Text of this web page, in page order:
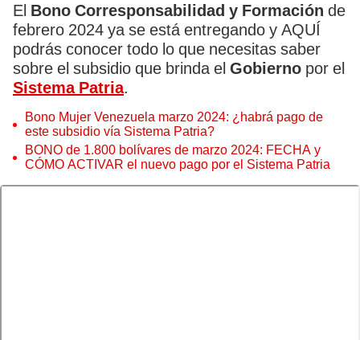
El Bono Corresponsabilidad y Formación de
febrero 2024 ya se está entregando y AQUÍ
podrás conocer todo lo que necesitas saber
sobre el subsidio que brinda el Gobierno por el
Sistema Patria.
Bono Mujer Venezuela marzo 2024: ¿habrá pago de
este subsidio vía Sistema Patria?
BONO de 1.800 bolívares de marzo 2024: FECHA y
CÓMO ACTIVAR el nuevo pago por el Sistema Patria